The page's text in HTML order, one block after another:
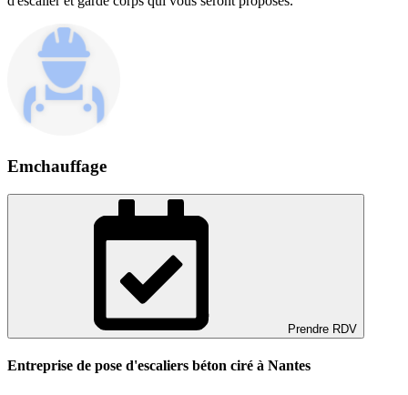
Emchauffage
Prendre RDV
Entreprise de pose d'escaliers béton ciré à Nantes